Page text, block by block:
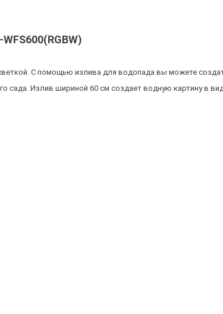
С помощью излива для водопада вы можете
сада. Излив шириной 60 см создает водную картину в